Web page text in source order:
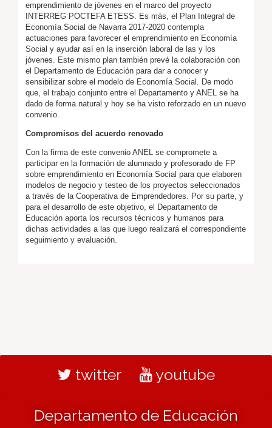
emprendimiento de jóvenes en el marco del proyecto
INTERREG POCTEFA ETESS. Es más, el Plan Integral de
Economía Social de Navarra 2017-2020 contempla
actuaciones para favorecer el emprendimiento en Economía
Social y ayudar así en la inserción laboral de las y los
jóvenes. Este mismo plan también prevé la colaboración con
el Departamento de Educación para dar a conocer y
sensibilizar sobre el modelo de Economía Social. De modo
que, el trabajo conjunto entre el Departamento y ANEL se ha
dado de forma natural y hoy se ha visto reforzado en un nuevo
convenio.
Compromisos del acuerdo renovado
Con la firma de este convenio ANEL se compromete a
participar en la formación de alumnado y profesorado de FP
sobre emprendimiento en Economía Social para que elaboren
modelos de negocio y testeo de los proyectos seleccionados
a través de la Cooperativa de Emprendedores. Por su parte, y
para el desarrollo de este objetivo, el Departamento de
Educación aporta los recursos técnicos y humanos para
dichas actividades a las que luego realizará el correspondiente
seguimiento y evaluación.
twitter youtube
Departamento de Educación